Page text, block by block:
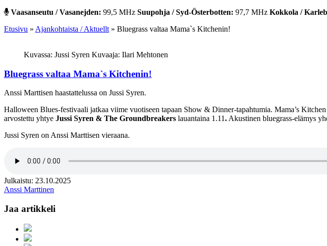
Vaasanseutu / Vasanejden: 99,5 MHz Suupohja / Syd-Österbotten: 97,7 MHz Kokkola /
Etusivu » Ajankohtaista / Aktuellt » Bluegrass valtaa Mama`s Kitchenin!
Kuvassa: Jussi Syren Kuvaaja: Ilari Mehtonen
Bluegrass valtaa Mama`s Kitchenin!
Anssi Marttisen haastattelussa on Jussi Syren.
Halloween Blues-festivaali jatkaa viime vuotiseen tapaan Show & Dinner-tapahtumia. Mama’s
arvostettu yhtye Jussi Syren & The Groundbreakers lauantaina 1.11.Akustinen bluegrass-elämys
Jussi Syren on Anssi Marttisen vieraana.
Julkaistu: 23.10.2025
Anssi Marttinen
Jaa artikkeli